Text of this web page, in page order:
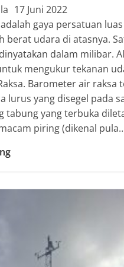
17 Juni 2022
gaya persatuan
berat udara di atasnya.
dalam milibar.
mengukur tekanan
Barometer air raksa
lurus yang disegel pada
tabung yang terbuka
piring (dikenal
Barometer